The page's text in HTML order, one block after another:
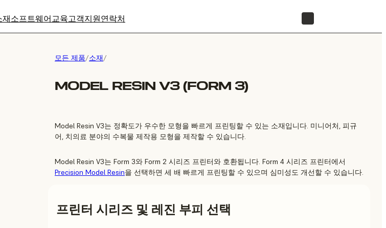
재소프트웨어교육고객지원연락처
모든 제품/소재/
MODEL RESIN V3 (FORM 3)
Model Resin V3는 정확도가 우수한 모형을 빠르게 프린팅할 수 있는 소재입니다. 미니어처, 피규
어, 치의료 분야의 수복물 제작용 모형을 제작할 수 있습니다.
Model Resin V3는 Form 3와 Form 2 시리즈 프린터와 호환됩니다. Form 4 시리즈 프린터에서
Precision Model Resin을 선택하면 세 배 빠르게 프린팅할 수 있으며 심미성도 개선할 수 있습니다.
프린터 시리즈 및 레진 부피 선택